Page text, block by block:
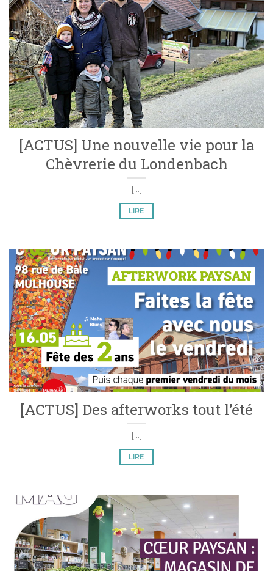
[ACTUS] Une nouvelle vie pour la
Chèvrerie du Londenbach
[...]
LIRE
[ACTUS] Des afterworks tout l’été
[...]
LIRE